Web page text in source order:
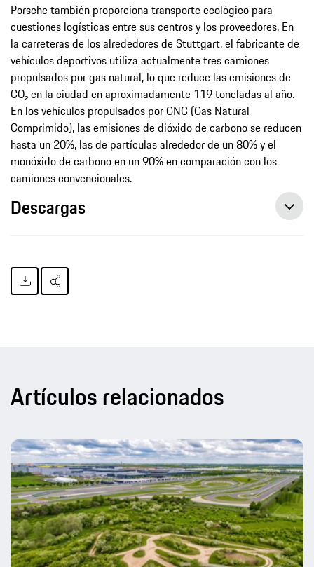
Porsche también proporciona transporte ecológico para
cuestiones logísticas entre sus centros y los proveedores. En
la carreteras de los alrededores de Stuttgart, el fabricante de
vehículos deportivos utiliza actualmente tres camiones
propulsados por gas natural, lo que reduce las emisiones de
CO₂ en la ciudad en aproximadamente 119 toneladas al año.
En los vehículos propulsados por GNC (Gas Natural
Comprimido), las emisiones de dióxido de carbono se reducen
hasta un 20%, las de partículas alrededor de un 80% y el
monóxido de carbono en un 90% en comparación con los
camiones convencionales.
Descargas
Artículos relacionados